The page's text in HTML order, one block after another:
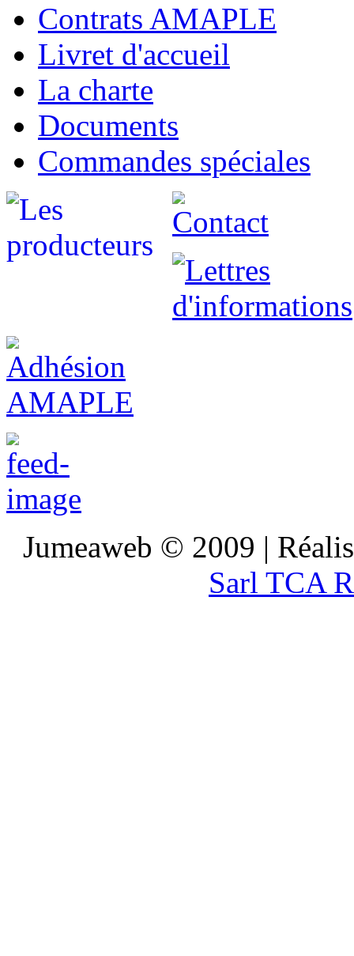
Contrats AMAPLE
Livret d'accueil
La charte
Documents
Commandes spéciales
Jumeaweb © 2009 |
Sarl TCA